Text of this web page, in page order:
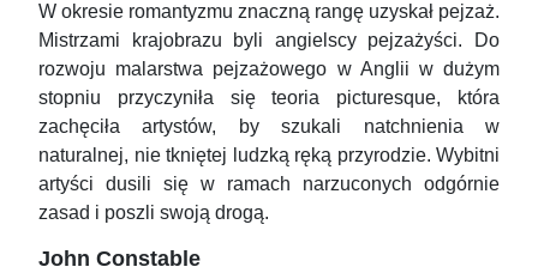
W okresie romantyzmu znaczną rangę uzyskał pejzaż.
Mistrzami krajobrazu byli angielscy pejzażyści. Do
rozwoju malarstwa pejzażowego w Anglii w dużym
stopniu przyczyniła się teoria picturesque, która
zachęciła artystów, by szukali natchnienia w
naturalnej, nie tkniętej ludzką ręką przyrodzie. Wybitni
artyści dusili się w ramach narzuconych odgórnie
zasad i poszli swoją drogą.
John Constable